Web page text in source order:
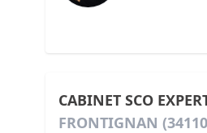
CABINET SCO
FRONTIGNAN